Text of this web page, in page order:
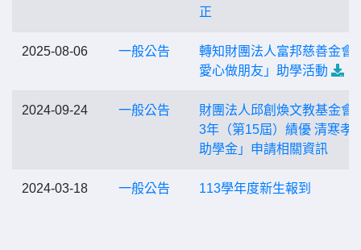
正
2025-08-06 一般公告
轉知財團法人富邦慈善金會
愛心做朋友」助學活動
2024-09-24 一般公告
財團法人邱創煥文教基金會
3年（第15屆）績優 清寒孝
助學金」申請相關資訊
2024-03-18 一般公告 113學年度新生報到